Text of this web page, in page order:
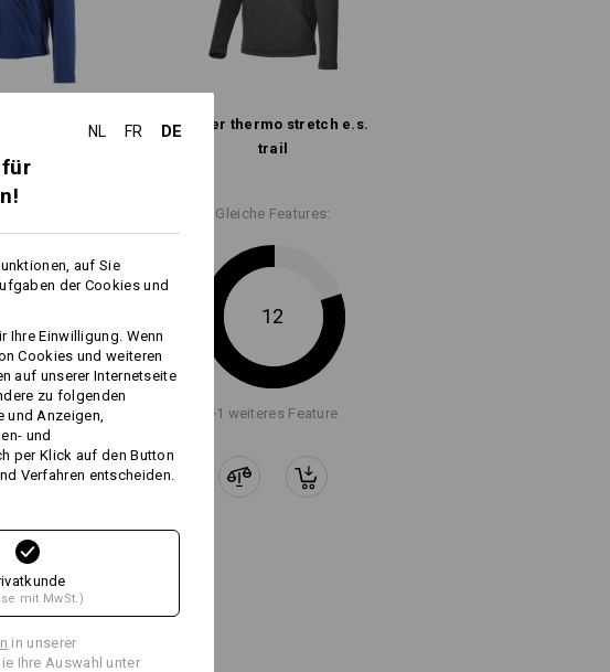
Logoservice
thermo
Troyer thermo stretch e.s.​
trail
Features
Gleiche Features:
12
+1 weiteres Feature
NL FR DE
auf Sie
der Cookies und
Ihre Einwilligung. Wenn
Cookies und weiteren
auf unserer Internetseite
zu folgenden
Anzeigen,
und
per Klick auf den Button
Verfahren entscheiden.
mit MwSt.)
in unserer
Ihre Auswahl unter